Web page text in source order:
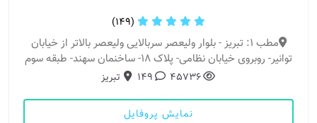
(149)
مطب 1: تبریز - بلوار ولیعصر سربالایی ولیعصر بالاتر از خیابان
توانیر- روبروی خیابان نظامی- پلاک ۱۸- ساخنمان سهند- طبقه سوم
45736
149 تبریز
نمایش پروفایل